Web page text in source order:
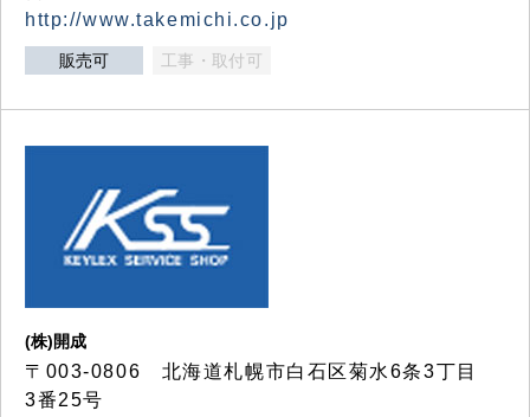
http://www.takemichi.co.jp
販売可 工事・取付可
(株)開成
〒003-0806 北海道札幌市白石区菊水6条3丁目
3番25号